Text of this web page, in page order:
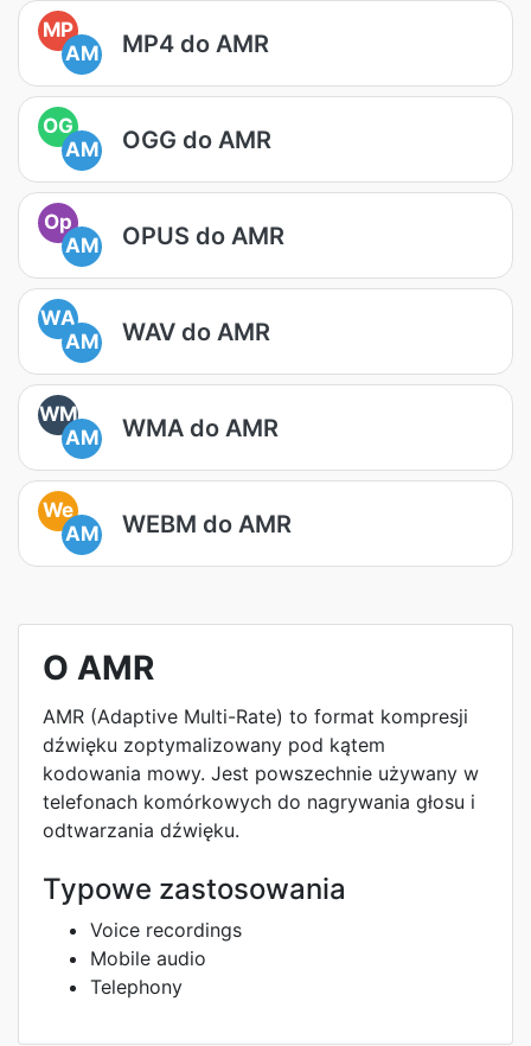
MP
AM
MP4 do AMR
OG
AM
OGG do AMR
Op
AM
OPUS do AMR
WA
AM
WAV do AMR
WM
AM
WMA do AMR
We
AM
WEBM do AMR
O AMR
AMR (Adaptive Multi-Rate) to format kompresji
dźwięku zoptymalizowany pod kątem
kodowania mowy. Jest powszechnie używany w
telefonach komórkowych do nagrywania głosu i
odtwarzania dźwięku.
Typowe zastosowania
Voice recordings
Mobile audio
Telephony